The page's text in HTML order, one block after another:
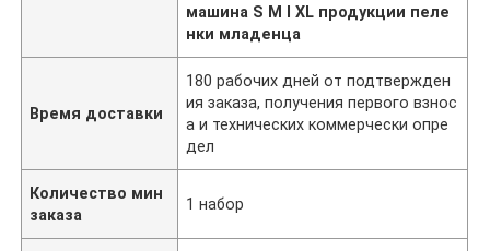
машина S M l XL продукции пеле
нки младенца
Время доставки
180 рабочих дней от подтвержден
ия заказа, получения первого взнос
а и технических коммерчески опре
дел
Количество мин
заказа
1 набор